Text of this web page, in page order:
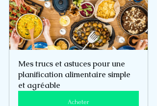
Mes trucs et astuces pour une
planification alimentaire simple
et agréable
Acheter